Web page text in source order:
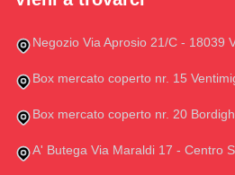
Negozio Via Aprosio 21/C - 18039
Box mercato coperto nr. 15
Box mercato coperto nr. 20
A' Butega Via Maraldi 17 - Centro